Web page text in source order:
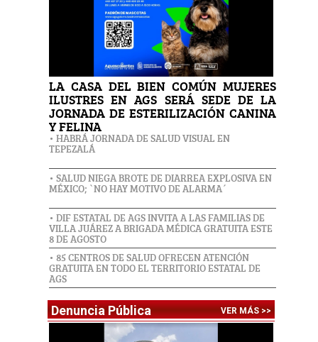
LA CASA DEL BIEN COMÚN MUJERES
ILUSTRES EN AGS SERÁ SEDE DE LA
JORNADA DE ESTERILIZACIÓN CANINA
Y FELINA
• HABRÁ JORNADA DE SALUD VISUAL EN
TEPEZALÁ
• SALUD NIEGA BROTE DE DIARREA EXPLOSIVA EN
MÉXICO; `NO HAY MOTIVO DE ALARMA´
• DIF ESTATAL DE AGS INVITA A LAS FAMILIAS DE
VILLA JUÁREZ A BRIGADA MÉDICA GRATUITA ESTE
8 DE AGOSTO
• 85 CENTROS DE SALUD OFRECEN ATENCIÓN
GRATUITA EN TODO EL TERRITORIO ESTATAL DE
AGS
Denuncia Pública VER MÁS >>